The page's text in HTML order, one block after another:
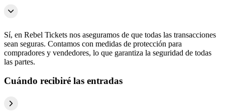
Sí, en Rebel Tickets nos aseguramos de que todas las transacciones
sean seguras. Contamos con medidas de protección para
compradores y vendedores, lo que garantiza la seguridad de todas
las partes.
Cuándo recibiré las entradas